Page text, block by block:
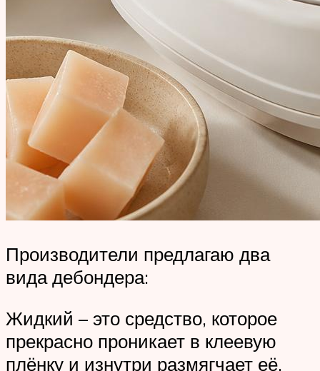
Производители предлагаю два
вида дебондера:
Жидкий – это средство, которое
прекрасно проникает в клеевую
плёнку и изнутри размягчает её.